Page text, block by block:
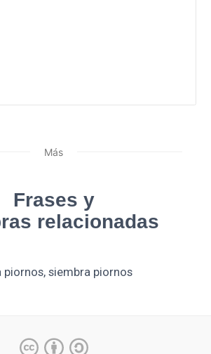
Más
Frases y
relacionadas
piornos, siembra piornos